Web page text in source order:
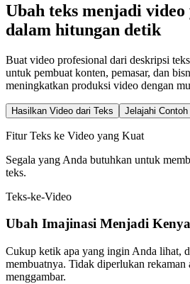
Ubah teks menjadi
dalam hitungan detik
Buat video profesional dari deskripsi
untuk pembuat konten, pemasar, dan
meningkatkan produksi video dengan
Hasilkan Video dari Teks Jelajahi Contoh
Fitur Teks ke Video yang Kuat
Segala yang Anda butuhkan untuk
teks.
Teks-ke-Video
Ubah Imajinasi Menjadi
Cukup ketik apa yang ingin Anda lihat,
membuatnya. Tidak diperlukan rekaman
menggambar.